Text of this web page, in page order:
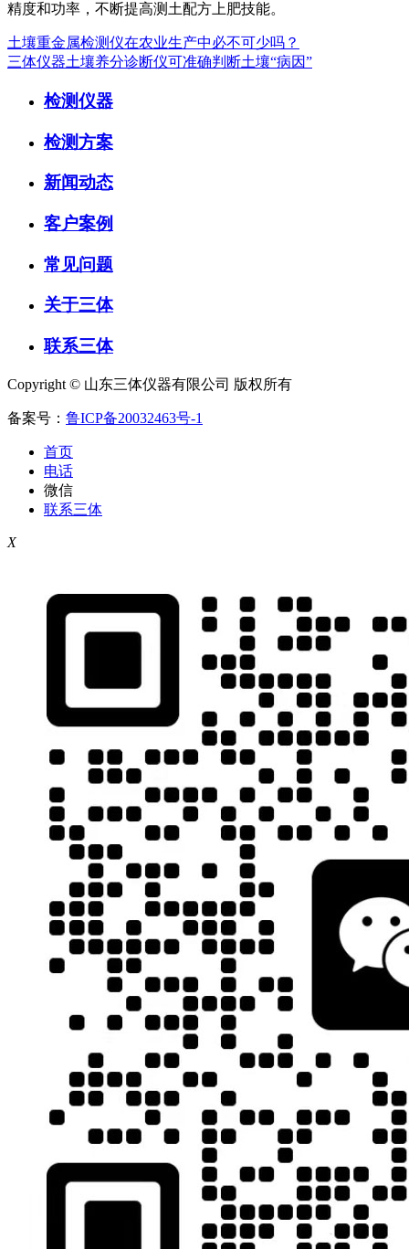
精度和功率，不断提高测土配方上肥技能。
土壤重金属检测仪在农业生产中必不可少吗？
三体仪器土壤养分诊断仪可准确判断土壤“病因”
检测仪器
检测方案
新闻动态
客户案例
常见问题
关于三体
联系三体
Copyright © 山东三体仪器有限公司 版权所有
备案号： 鲁ICP备20032463号-1
首页
电话
微信
联系三体
X